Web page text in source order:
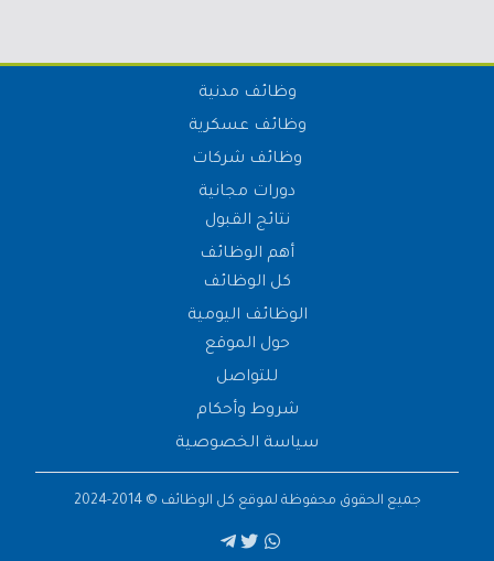
وظائف مدنية
وظائف عسكرية
وظائف شركات
دورات مجانية
نتائج القبول
أهم الوظائف
كل الوظائف
الوظائف اليومية
حول الموقع
للتواصل
شروط وأحكام
سياسة الخصوصية
جميع الحقوق محفوظة لموقع كل الوظائف © 2014-2024